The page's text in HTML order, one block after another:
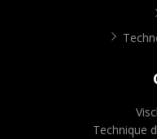
Technique